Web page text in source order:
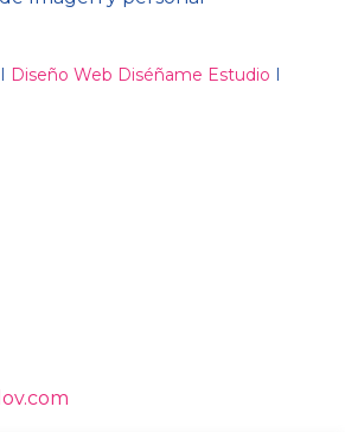
Diseño Web Diséñame Estudio I